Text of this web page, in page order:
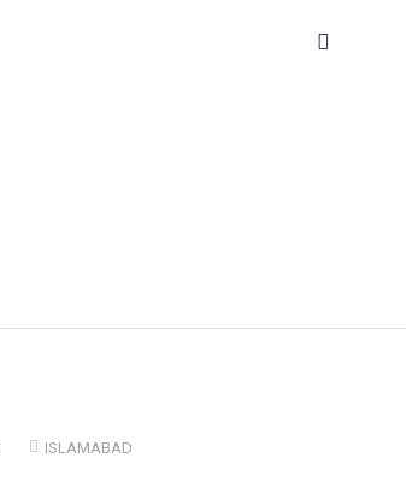
ISLAMABAD